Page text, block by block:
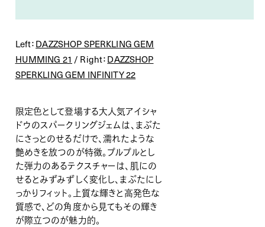
Left：DAZZSHOP SPERKLING GEM
HUMMING 21 / Right：DAZZSHOP
SPERKLING GEM INFINITY 22
限定色として登場する大人気アイシャ
ドウのスパークリングジェムは、まぶた
にさっとのせるだけで、濡れたような
艶めきを放つのが特徴。プルプルとし
た弾力のあるテクスチャーは、肌にの
せるとみずみずしく変化し、まぶたにし
っかりフィット。上質な輝きと高発色な
質感で、どの角度から見てもその輝き
が際立つのが魅力的。